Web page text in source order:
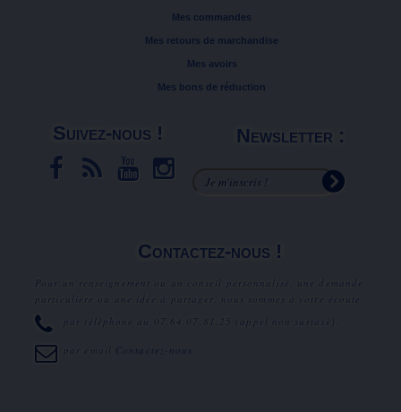
Mes commandes
Mes retours de marchandise
Mes avoirs
Mes bons de réduction
Suivez-nous ! Newsletter :
Contactez-nous !
Pour un renseignement ou un conseil personnalisé, une demande
particulière ou une idée à partager, nous sommes à votre écoute.
par téléphone au
07.64.07.81.25 (appel non surtaxé).
par email Contactez-nous